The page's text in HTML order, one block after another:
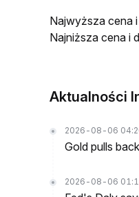
Najwyższa cena
Najniższa cena i
Aktualności
2026-08-06
Gold pulls
2026-08-06